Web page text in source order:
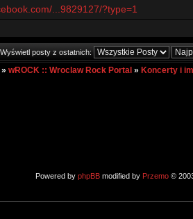
...9829127/?type=1
Wyświetl posty z ostatnich:
» wROCK :: Wroclaw Rock Portal » Koncerty i
Powered by phpBBmodified by Przemo©